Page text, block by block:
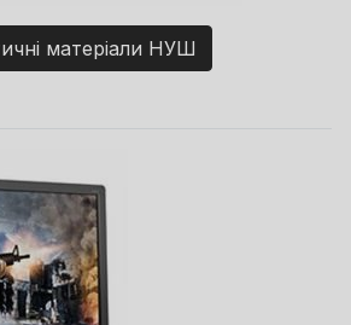
матеріали НУШ
GmbH
& Support